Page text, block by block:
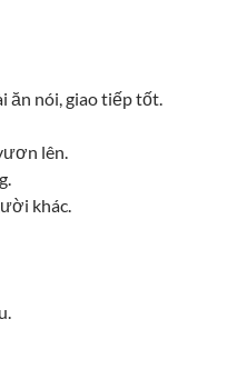
ăn nói, giao tiếp tốt.
lên.
khác.